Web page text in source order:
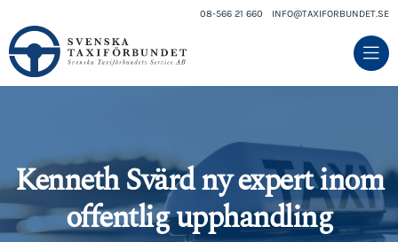
08-566 21 660 INFO@TAXIFORBUNDET.SE
Kenneth Svärd ny expert inom
offentlig upphandling